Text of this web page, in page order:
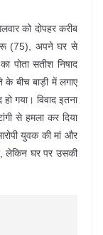
को दोपहर करीब
(75), अपने घर से
पोता सतीश निषाद
के बीच बाड़ी में लगाए
गया। विवाद इतना
से हमला कर दिया
युवक की मां और
लेकिन घर पर उसकी